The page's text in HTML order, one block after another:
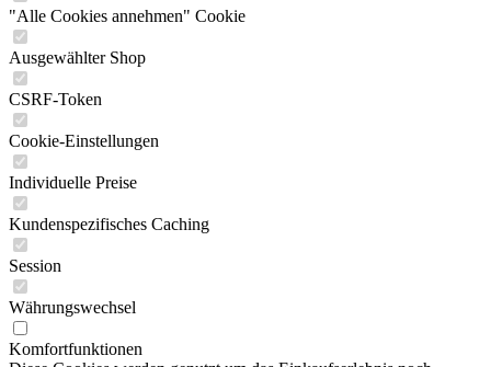
"Alle Cookies annehmen" Cookie
Ausgewählter Shop
CSRF-Token
Cookie-Einstellungen
Individuelle Preise
Kundenspezifisches Caching
Session
Währungswechsel
Komfortfunktionen